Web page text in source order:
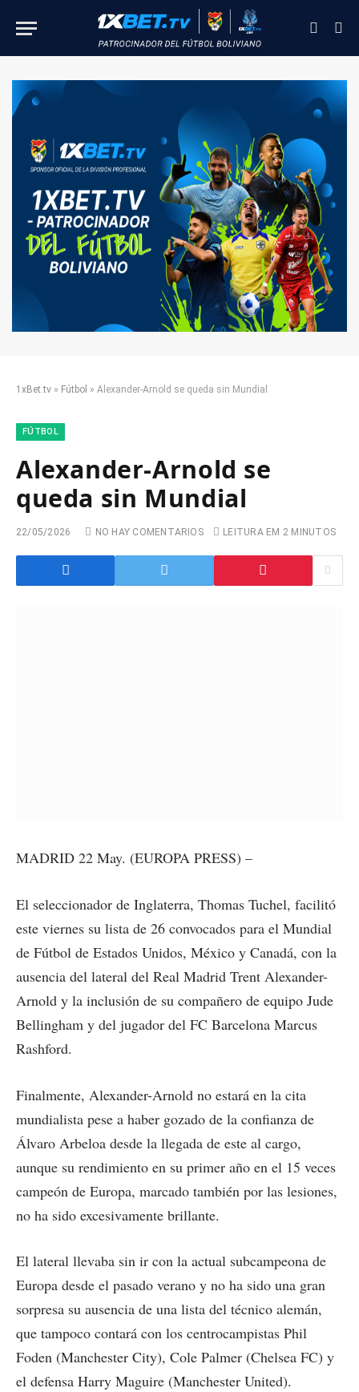
1xBet.tv » Fútbol » Alexander-Arnold se queda sin Mundial
FÚTBOL
Alexander-Arnold se
queda sin Mundial
22/05/2026 NO HAY COMENTARIOS LEITURA EM 2 MINUTOS
MADRID 22 May. (EUROPA PRESS) –
El seleccionador de Inglaterra, Thomas Tuchel, facilitó
este viernes su lista de 26 convocados para el Mundial
de Fútbol de Estados Unidos, México y Canadá, con la
ausencia del lateral del Real Madrid Trent Alexander-
Arnold y la inclusión de su compañero de equipo Jude
Bellingham y del jugador del FC Barcelona Marcus
Rashford.
Finalmente, Alexander-Arnold no estará en la cita
mundialista pese a haber gozado de la confianza de
Álvaro Arbeloa desde la llegada de este al cargo,
aunque su rendimiento en su primer año en el 15 veces
campeón de Europa, marcado también por las lesiones,
no ha sido excesivamente brillante.
El lateral llevaba sin ir con la actual subcampeona de
Europa desde el pasado verano y no ha sido una gran
sorpresa su ausencia de una lista del técnico alemán,
que tampoco contará con los centrocampistas Phil
Foden (Manchester City), Cole Palmer (Chelsea FC) y
el defensa Harry Maguire (Manchester United).